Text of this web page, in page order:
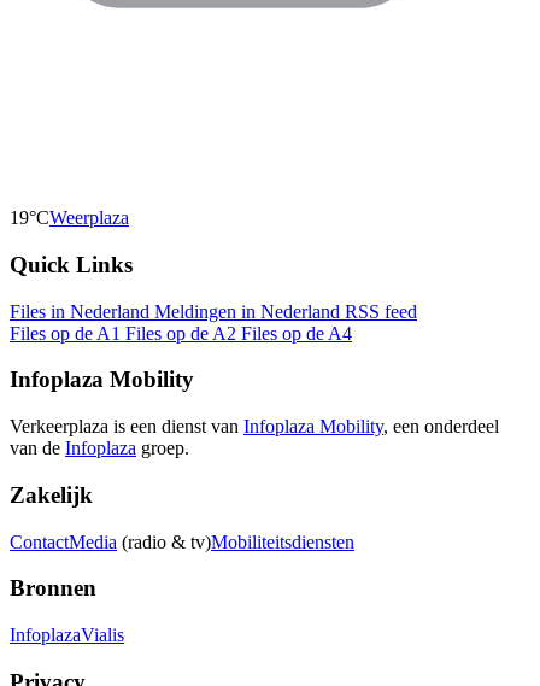
19°CWeerplaza
Quick Links
Files in Nederland Meldingen in Nederland RSS feed
Files op de A1 Files op de A2 Files op de A4
Infoplaza Mobility
Verkeerplaza is een dienst van Infoplaza Mobility, een onderdeel
van de Infoplaza groep.
Zakelijk
ContactMedia (radio & tv)Mobiliteitsdiensten
Bronnen
InfoplazaVialis